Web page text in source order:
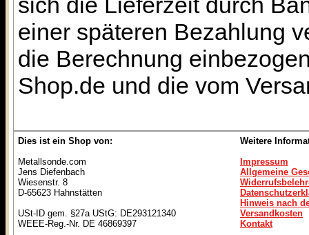
einer späteren Bezahlung
die Berechnung
Shop.de und die vom
Dies ist ein Shop von:
Metallsonde.com
Jens Diefenbach
Wiesenstr. 8
D-65623 Hahnstätten
USt-ID gem. §27a UStG: DE293121340
WEEE-Reg.-Nr. DE 46869397
Weitere
Impressum
Allgemeine
Hinweis nach
Versandkosten
Kontakt